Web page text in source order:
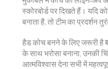
स्कोरबोर्ड पर दिखते हैं। यदि
बनाता है, तो टीम का प्रदर्शन
हैड कोच बनने के लिए जरूरी है
के साथ भरोसा बनाना, उनकी
आत्मविश्वास देना सभी में